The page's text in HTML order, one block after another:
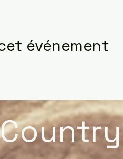
événement